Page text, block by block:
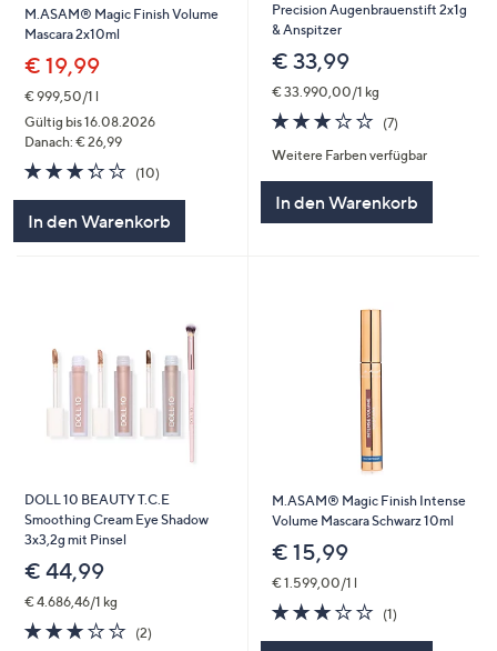
M.ASAM® Magic Finish Volume
Mascara 2x10ml
€ 19,99
€ 999,50/1 l
Gültig bis 16.08.2026
Danach: € 26,99
3.3
von
(10)10
In den Warenkorb
Precision Augenbrauenstift 2x1g
& Anspitzer
€ 33,99
€ 33.990,00/1 kg
3.1
von
5
(7)7
Weitere Farben verfügbar
In den Warenkorb
DOLL 10 BEAUTY T.C.E
Smoothing Cream Eye Shadow
3x3,2g mit Pinsel
€ 44,99
€ 4.686,46/1 kg
3.0
von
(2)2
M.ASAM® Magic Finish Intense
Volume Mascara Schwarz 10ml
€ 15,99
€ 1.599,00/1 l
3.0
von
(1)1